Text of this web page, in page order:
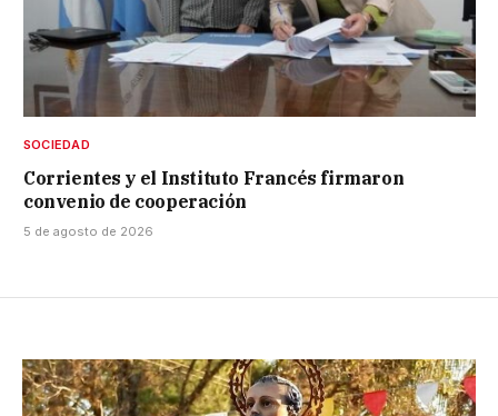
SOCIEDAD
Corrientes y el Instituto Francés firmaron
convenio de cooperación
5 de agosto de 2026